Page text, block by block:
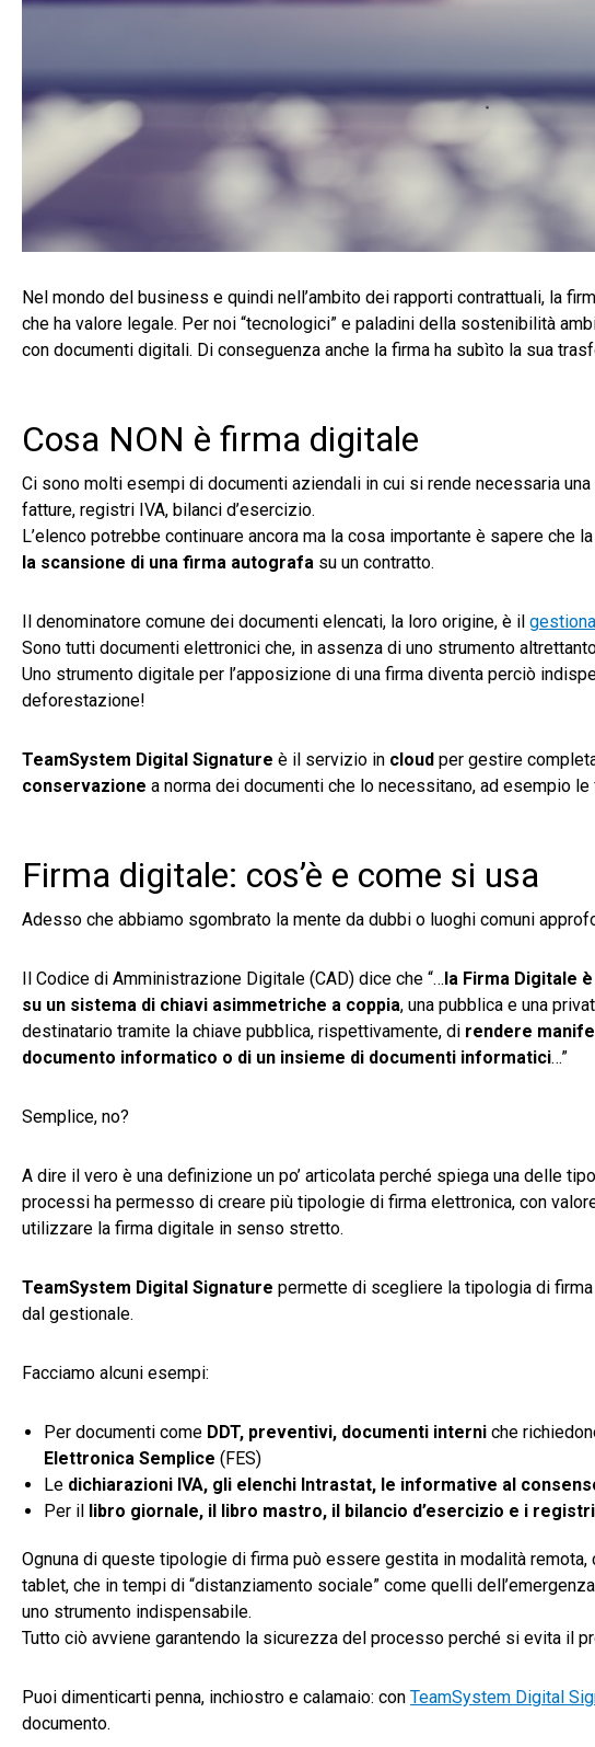
Nel mondo del business e quindi nell’ambito dei rapporti contrattuali, la
che ha valore legale. Per noi “tecnologici” e paladini della sostenibilità
con documenti digitali. Di conseguenza anche la firma ha subìto la sua
Cosa NON è firma digitale
Ci sono molti esempi di documenti aziendali in cui si rende necessaria
fatture, registri IVA, bilanci d’esercizio.
L’elenco potrebbe continuare ancora ma la cosa importante è sapere che
la scansione di una firma autografa su un contratto.
Il denominatore comune dei documenti elencati, la loro origine, è il
Sono tutti documenti elettronici che, in assenza di uno strumento
Uno strumento digitale per l’apposizione di una firma diventa perciò
deforestazione!
TeamSystem Digital Signature è il servizio in cloud per gestire
conservazione a norma dei documenti che lo necessitano, ad esempio
Firma digitale: cos’è e come si usa
Adesso che abbiamo sgombrato la mente da dubbi o luoghi comuni
Il Codice di Amministrazione Digitale (CAD) dice che “…la Firma Digitale
su un sistema di chiavi asimmetriche a coppia, una pubblica e una
destinatario tramite la chiave pubblica, rispettivamente, di rendere
documento informatico o di un insieme di documenti informatici…”
Semplice, no?
A dire il vero è una definizione un po’ articolata perché spiega una delle
processi ha permesso di creare più tipologie di firma elettronica, con
utilizzare la firma digitale in senso stretto.
TeamSystem Digital Signature permette di scegliere la tipologia di
dal gestionale.
Facciamo alcuni esempi:
Per documenti come DDT, preventivi, documenti interni che
Elettronica Semplice (FES)
Le dichiarazioni IVA, gli elenchi Intrastat, le informative al
Per il libro giornale, il libro mastro, il bilancio d’esercizio e i registri
Ognuna di queste tipologie di firma può essere gestita in modalità
tablet, che in tempi di “distanziamento sociale” come quelli
uno strumento indispensabile.
Tutto ciò avviene garantendo la sicurezza del processo perché si evita il
Puoi dimenticarti penna, inchiostro e calamaio: con TeamSystem Digital
documento.